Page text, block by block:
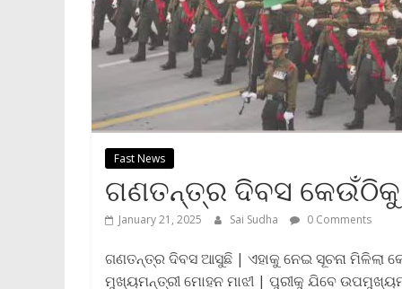
Fast News
ଗଣତନ୍ତ୍ର ଦିବସ କେଉଁଠିକୁ
January 21, 2025 Sai Sudha 0 Comments
ଗଣତନ୍ତ୍ର ଦିବସ ଆସୁଛି | ଏହାକୁ ନେଇ ସୂଚନା ମିଳିଲା
ମୁଖ୍ୟମନ୍ତ୍ରୀ ମୋହନ ମାଝୀ | ପୁରୀକୁ ଯିବେ